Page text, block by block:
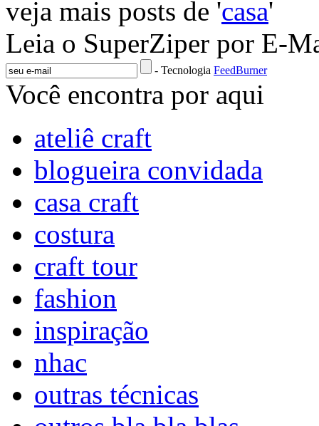
veja mais posts de 'casa'
Leia o SuperZiper por E-
- Tecnologia FeedBurner
Você encontra por aqui
ateliê craft
blogueira convidada
casa craft
costura
craft tour
fashion
inspiração
nhac
outras técnicas